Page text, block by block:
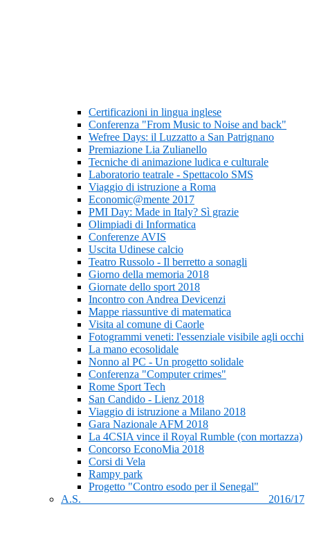
Certificazioni in lingua inglese
Conferenza "From Music to Noise and back"
Wefree Days: il Luzzatto a San Patrignano
Premiazione Lia Zulianello
Tecniche di animazione ludica e culturale
Laboratorio teatrale - Spettacolo SMS
Viaggio di istruzione a Roma
Economic@mente 2017
PMI Day: Made in Italy? Sì grazie
Olimpiadi di Informatica
Conferenze AVIS
Uscita Udinese calcio
Teatro Russolo - Il berretto a sonagli
Giorno della memoria 2018
Giornate dello sport 2018
Incontro con Andrea Devicenzi
Mappe riassuntive di matematica
Visita al comune di Caorle
Fotogrammi veneti: l'essenziale visibile agli occhi
La mano ecosolidale
Nonno al PC - Un progetto solidale
Conferenza "Computer crimes"
Rome Sport Tech
San Candido - Lienz 2018
Viaggio di istruzione a Milano 2018
Gara Nazionale AFM 2018
La 4CSIA vince il Royal Rumble (con mortazza)
Concorso EconoMia 2018
Corsi di Vela
Rampy park
Progetto "Contro esodo per il Senegal"
A.S. 2016/17